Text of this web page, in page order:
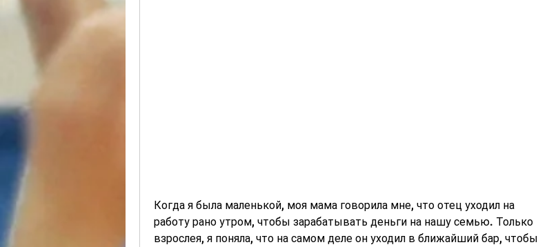
Когда я была маленькой, моя мама говорила мне, что отец уходил на
работу рано утром, чтобы зарабатывать деньги на нашу семью. Только
взрослея, я поняла, что на самом деле он уходил в ближайший бар, чтобы